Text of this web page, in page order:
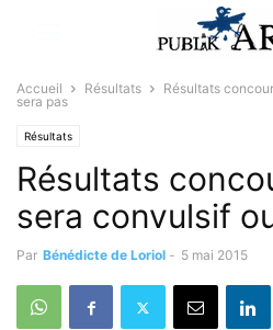
Accueil Résultats
Résultats
sera pas
Résultats
Résultats
sera convulsif
Par Bénédicte de Loriol - 5 mai 2015